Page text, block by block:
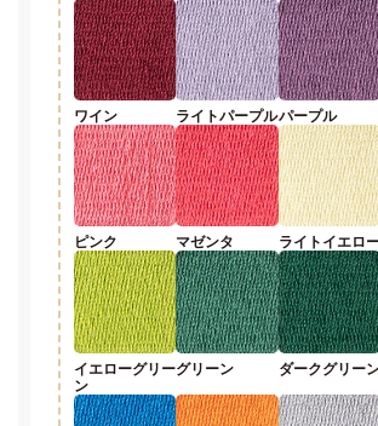
ワイン ライトパープルパープル
ピンク マゼンタ ライトイエロ
イエローグリー
ン
グリーン ダークグリー